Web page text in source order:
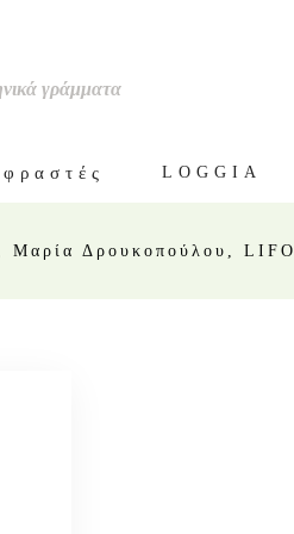
γράμματα
LOGGIA
Μαρία Δρουκοπούλου, LIFO